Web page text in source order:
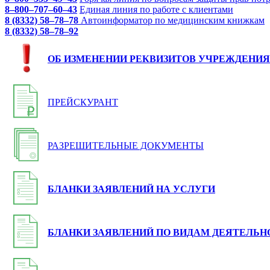
8–800–707–60–43 Единая линия по работе с клиентами
8 (8332) 58–78–78 Автоинформатор по медицинским книжкам
8 (8332) 58–78–92
ОБ ИЗМЕНЕНИИ РЕКВИЗИТОВ УЧРЕЖДЕНИЯ
ПРЕЙСКУРАНТ
РАЗРЕШИТЕЛЬНЫЕ ДОКУМЕНТЫ
БЛАНКИ ЗАЯВЛЕНИЙ НА УСЛУГИ
БЛАНКИ ЗАЯВЛЕНИЙ ПО ВИДАМ